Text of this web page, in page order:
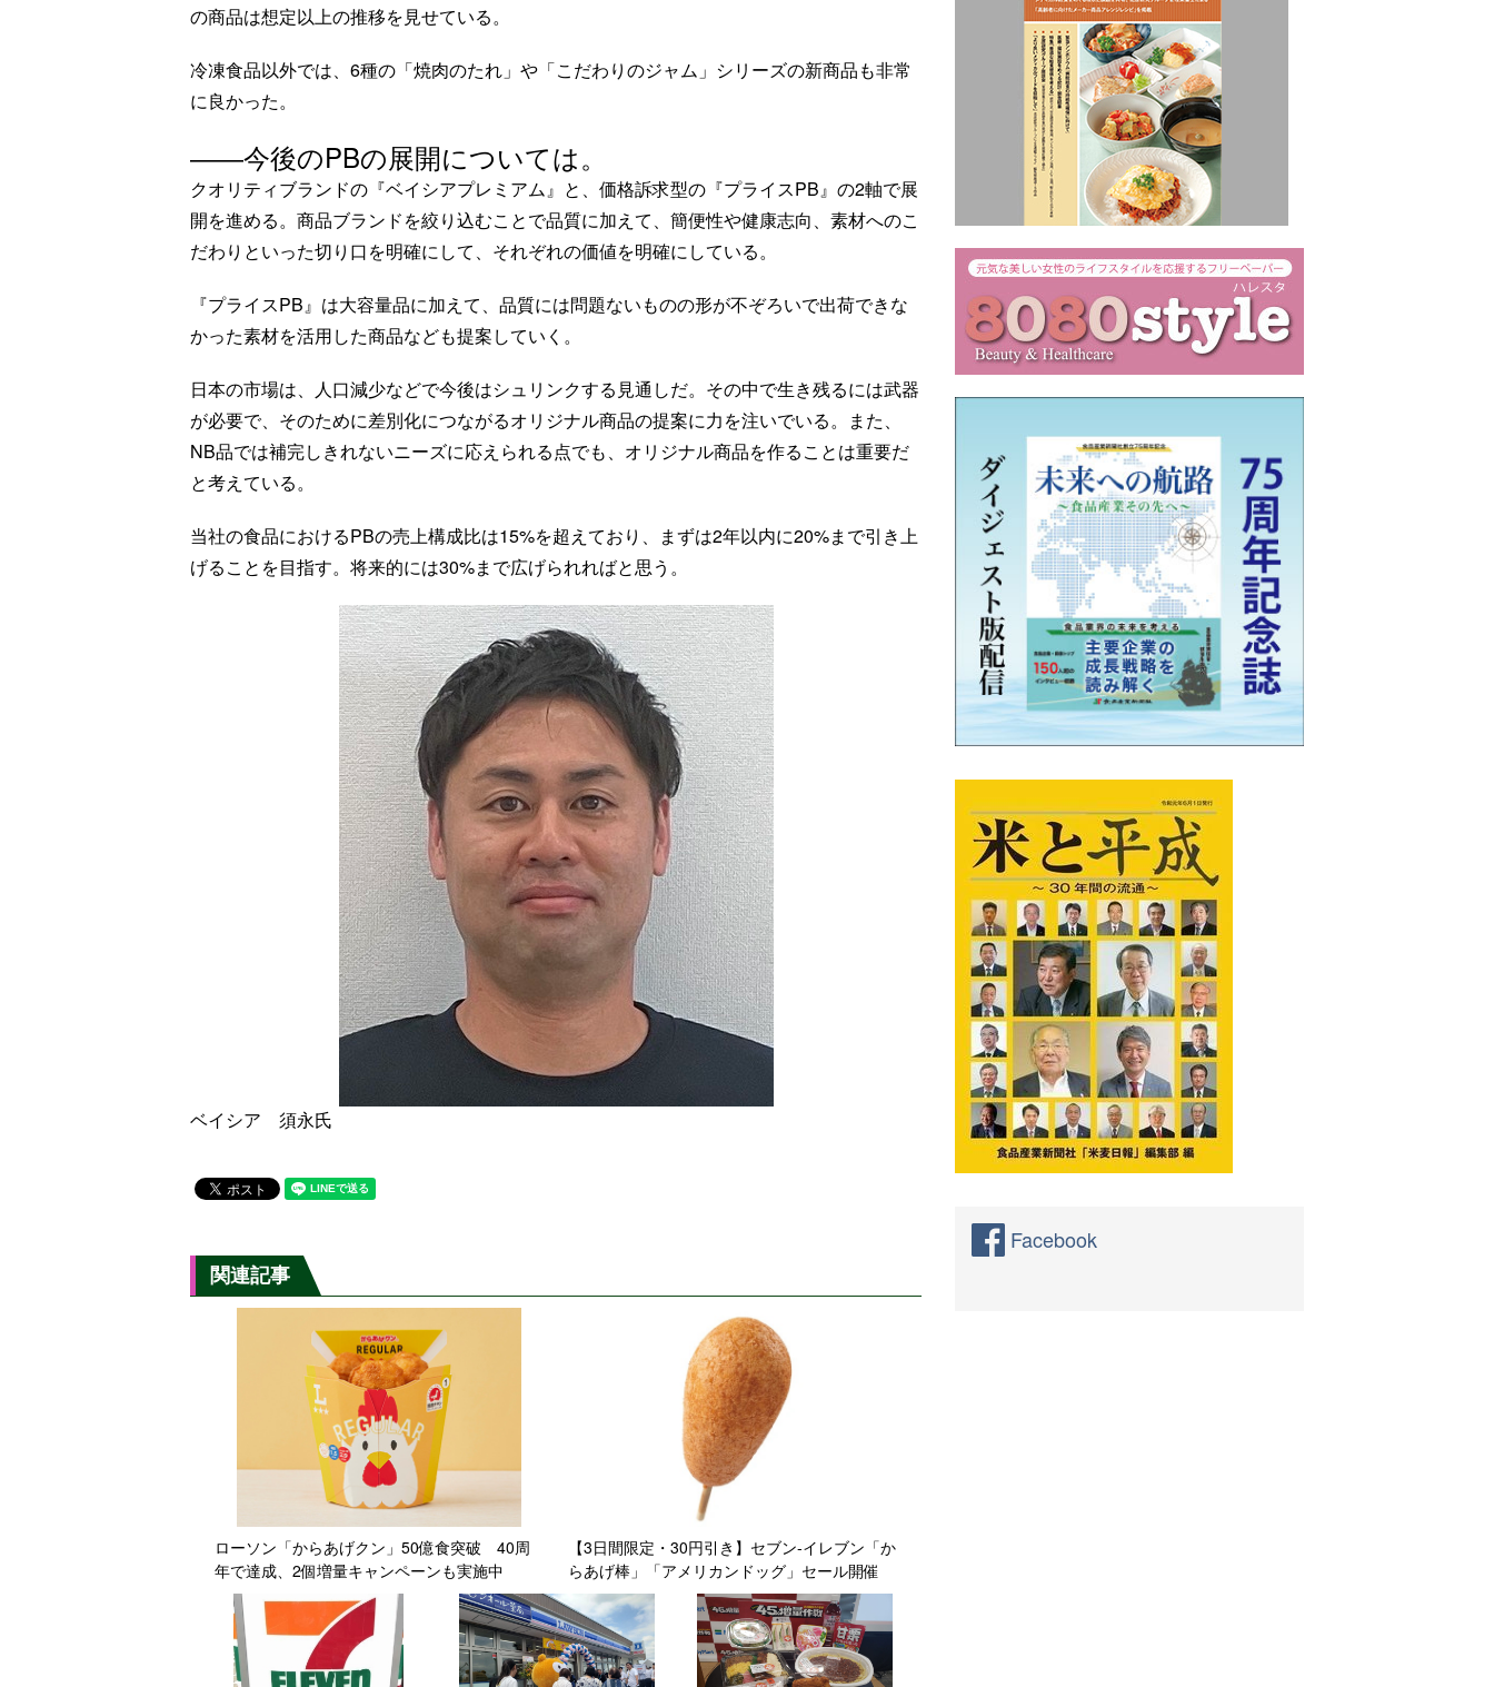
の商品は想定以上の推移を見せている。
冷凍食品以外では、6種の「焼肉のたれ」や「こだわりのジャム」シリーズの新商品も非常
に良かった。
――今後のPBの展開については。
クオリティブランドの『ベイシアプレミアム』と、価格訴求型の『プライスPB』の2軸で展
開を進める。商品ブランドを絞り込むことで品質に加えて、簡便性や健康志向、素材へのこ
だわりといった切り口を明確にして、それぞれの価値を明確にしている。
『プライスPB』は大容量品に加えて、品質には問題ないものの形が不ぞろいで出荷できな
かった素材を活用した商品なども提案していく。
日本の市場は、人口減少などで今後はシュリンクする見通しだ。その中で生き残るには武器
が必要で、そのために差別化につながるオリジナル商品の提案に力を注いでいる。また、
NB品では補完しきれないニーズに応えられる点でも、オリジナル商品を作ることは重要だ
と考えている。
当社の食品におけるPBの売上構成比は15%を超えており、まずは2年以内に20%まで引き上
げることを目指す。将来的には30%まで広げられればと思う。
ベイシア 須永氏
関連記事
ローソン「からあげクン」50億食突破 40周
年で達成、2個増量キャンペーンも実施中
【3日間限定・30円引き】セブン‐イレブン「か
らあげ棒」「アメリカンドッグ」セール開催
Facebook